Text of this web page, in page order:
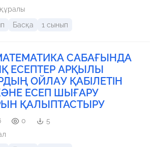
Басқа 1 сынып
САБАҒЫНДА
ЕСЕПТЕР АРҚЫЛЫ
ОЙЛАУ ҚАБІЛЕТІН
ЕСЕП ШЫҒАРУ
ҚАЛЫПТАСТЫРУ
0
5